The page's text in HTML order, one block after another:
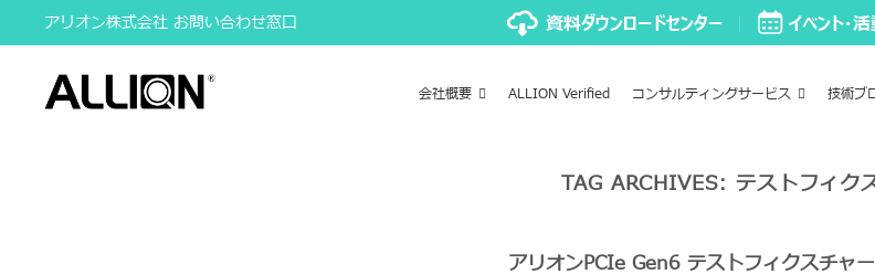
to
content
アリオン株式会社 お問い合わせ窓口
会社概要 ALLION Verified コンサルティングサービス 技術ブ
TAG ARCHIVES: テストフィク
アリオンPCIe Gen6 テストフィクスチャ